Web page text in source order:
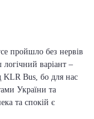
пройшло без нервів
варіант –
KLR Bus, бо для нас
України та
та спокій є